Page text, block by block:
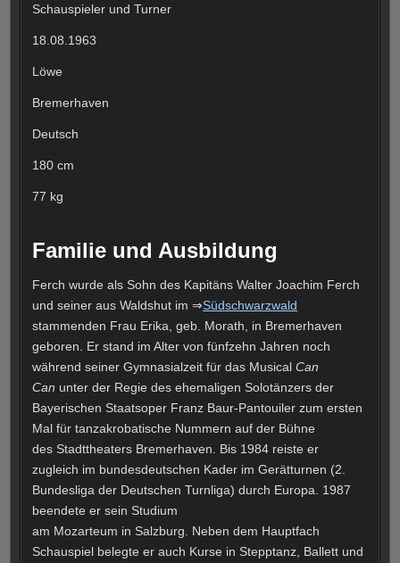
Schauspieler und Turner
18.08.1963
Löwe
Bremerhaven
Deutsch
180 cm
77 kg
Familie und Ausbildung
Ferch wurde als Sohn des Kapitäns Walter Joachim Ferch
und seiner aus Waldshut im ⇒Südschwarzwald
stammenden Frau Erika, geb. Morath, in Bremerhaven
geboren. Er stand im Alter von fünfzehn Jahren noch
während seiner Gymnasialzeit für das MusicalCan
Can unter der Regie des ehemaligen Solotänzers der
Bayerischen Staatsoper Franz Baur-Pantouiler zum ersten
Mal für tanzakrobatische Nummern auf der Bühne
des Stadttheaters Bremerhaven. Bis 1984 reiste er
zugleich im bundesdeutschen Kader im Gerätturnen (2.
Bundesliga der Deutschen Turnliga) durch Europa. 1987
beendete er sein Studium
am Mozarteum in Salzburg. Neben dem Hauptfach
Schauspiel belegte er auch Kurse in Stepptanz, Ballett und